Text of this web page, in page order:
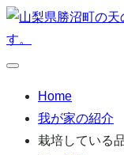
本
文
へ
メ
Home
我が家の紹介
栽培している